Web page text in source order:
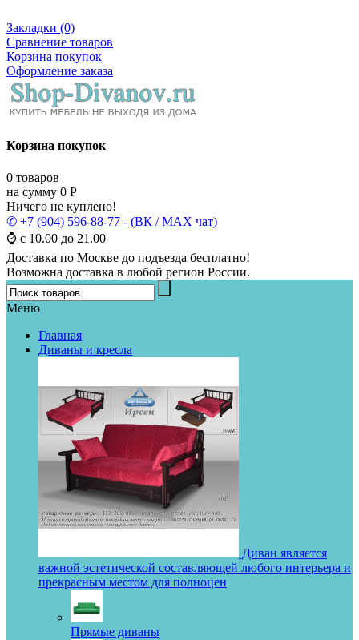
Закладки (0)
Сравнение товаров
Корзина покупок
Оформление заказа
Корзина покупок
0 товаров
на сумму 0 Р
Ничего не куплено!
✆ +7 (904) 596-88-77 - (ВК / MAX чат)
⌚ с 10.00 до 21.00
Доставка по Москве до подъезда бесплатно!
Возможна доставка в любой регион России.
Меню
Главная
Диваны и кресла
Диван является
важной эстетической составляющей любого интерьера и
прекрасным местом для полноцен
Прямые диваны